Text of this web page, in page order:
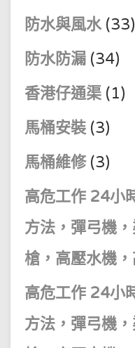
防水與風水(33)
防水防漏 (34)
香港仔通渠 (1)
馬桶安裝 (3)
馬桶維修(3)
高危工作 24小
方法，彈弓機
槍，高壓水機
高危工作 24小
方法，彈弓機